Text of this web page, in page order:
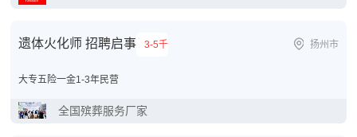
遗体火化师 招聘启事 3-5千 扬州市
大专五险一金1-3年民营
全国殡葬服务厂家